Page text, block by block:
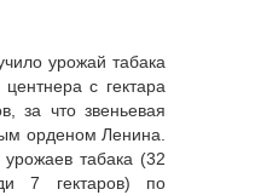
урожай табака
с гектара
за что звеньевая
орденом Ленина.
табака (32
7 гектаров) по